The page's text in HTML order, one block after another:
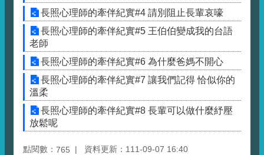
長照心理師的牽伴紀實#4 請別阻止長輩哀嚎
長照心理師的牽伴紀實#5 王伯伯變成我的台語
老師
長照心理師的牽伴紀實#6 為什麼爸媽不開心
長照心理師的牽伴紀實#7 讓我們記得 恰似你的
溫柔
長照心理師的牽伴紀實#8 長輩可以做什麼紓壓
放鬆呢
點閱數： 765
資料更新：111-09-07 16:40